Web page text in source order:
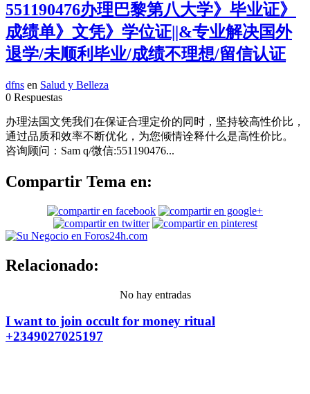
551190476办理巴黎第八大学》毕业证》
成绩单》文凭》学位证||&专业解决国外
退学/未顺利毕业/成绩不理想/留信认证
dfns en Salud y Belleza
0 Respuestas
办理法国文凭我们在保证合理定价的同时，坚持较高性价比，
通过品质和效率不断优化，为您倾情诠释什么是高性价比。
咨询顾问：Sam q/微信:551190476...
Compartir Tema en:
Relacionado:
No hay entradas
I want to join occult for money ritual
+2349027025197